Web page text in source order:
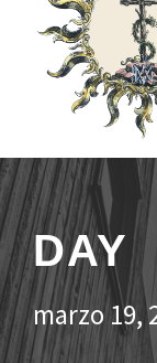
DAY
marzo 19,